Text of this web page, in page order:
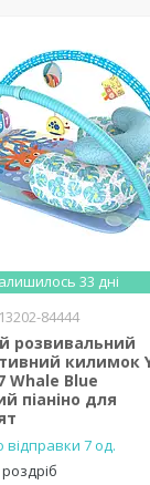
33 дні
13202-84444
розвивальний
килимок
Whale Blue
піаніно для
відправки 7 од.